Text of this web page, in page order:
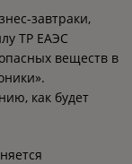
завтраки,
ТР ЕАЭС
веществ в
как будет